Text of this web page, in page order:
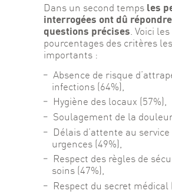
Dans un second temps les
interrogées ont dû
questions précises . Voici les
pourcentages des critères
importants :
Absence de risque
infections (64%),
Hygiène des locaux (57%),
Soulagement de la douleur
Délais d’attente au service
urgences (49%),
Respect des règles de
soins (47%),
Respect du secret médical